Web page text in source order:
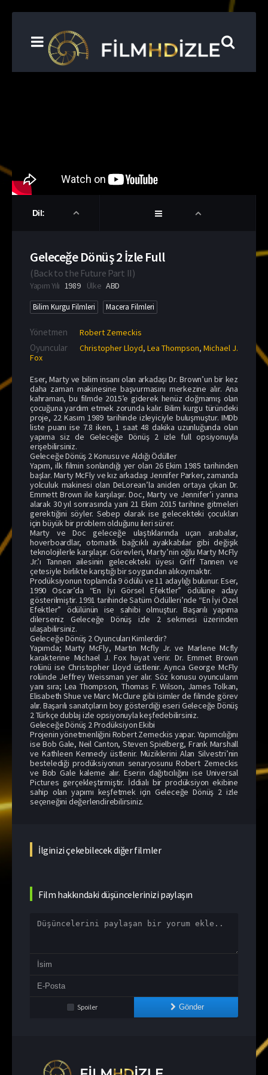
Dil:
Geleceğe Dönüş 2 İzle Full
(Back to the Future Part II)
Yapım Yılı 1989 Ülke ABD
Bilim Kurgu Filmleri Macera Filmleri
Yönetmen Robert Zemeckis
Oyuncular Christopher Lloyd, Lea Thompson, Michael J.
Fox
Eser, Marty ve bilim insanı olan arkadaşı Dr. Brown’un bir kez
daha zaman makinesine başvurmasını merkezine alır. Ana
kahraman, bu filmde 2015’e giderek henüz doğmamış olan
çocuğuna yardım etmek zorunda kalır. Bilim kurgu türündeki
proje, 22 Kasım 1989 tarihinde izleyiciyle buluşmuştur. IMDb
liste puanı ise 7.8 iken, 1 saat 48 dakika uzunluğunda olan
yapıma siz de Geleceğe Dönüş 2 izle full opsiyonuyla
erişebilirsiniz.
Geleceğe Dönüş 2 Konusu ve Aldığı Ödüller
Yapım, ilk filmin sonlandığı yer olan 26 Ekim 1985 tarihinden
başlar. Marty McFly ve kız arkadaşı Jennifer Parker, zamanda
yolculuk makinesi olan DeLorean’la aniden ortaya çıkan Dr.
Emmett Brown ile karşılaşır. Doc, Marty ve Jennifer’i yanına
alarak 30 yıl sonrasında yani 21 Ekim 2015 tarihine gitmeleri
gerektiğini söyler. Sebep olarak ise gelecekteki çocukları
için büyük bir problem olduğunu ileri sürer.
Marty ve Doc geleceğe ulaştıklarında uçan arabalar,
hoverboardlar, otomatik bağcıklı ayakkabılar gibi değişik
teknolojilerle karşılaşır. Görevleri, Marty’nin oğlu Marty McFly
Jr.’ı Tannen ailesinin gelecekteki üyesi Griff Tannen ve
çetesiyle birlikte karıştığı bir soygundan alıkoymaktır.
Prodüksiyonun toplamda 9 ödülü ve 11 adaylığı bulunur. Eser,
1990 Oscar’da “En İyi Görsel Efektler” ödülüne aday
gösterilmiştir. 1991 tarihinde Satürn Ödülleri’nde “En İyi Özel
Efektler” ödülünün ise sahibi olmuştur. Başarılı yapıma
dilerseniz Geleceğe Dönüş izle 2 sekmesi üzerinden
ulaşabilirsiniz.
Geleceğe Dönüş 2 Oyuncuları Kimlerdir?
Yapımda; Marty McFly, Martin Mcfly Jr. ve Marlene Mcfly
karakterine Michael J. Fox hayat verir. Dr. Emmet Brown
rolünü ise Christopher Lloyd üstlenir. Ayrıca George McFly
rolünde Jeffrey Weissman yer alır. Söz konusu oyuncuların
yanı sıra; Lea Thompson, Thomas F. Wilson, James Tolkan,
Elisabeth Shue ve Marc McClure gibi isimler de filmde görev
alır. Başarılı sanatçıların boy gösterdiği eseri Geleceğe Dönüş
2 Türkçe dublaj izle opsiyonuyla keşfedebilirsiniz.
Geleceğe Dönüş 2 Prodüksiyon Ekibi
Projenin yönetmenliğini Robert Zemeckis yapar. Yapımcılığını
ise Bob Gale, Neil Canton, Steven Spielberg, Frank Marshall
ve Kathleen Kennedy üstlenir. Müziklerini Alan Silvestri’nin
bestelediği prodüksiyonun senaryosunu Robert Zemeckis
ve Bob Gale kaleme alır. Eserin dağıtıcılığını ise Universal
Pictures gerçekleştirmiştir. İddialı bir prodüksiyon ekibine
sahip olan yapımı keşfetmek için Geleceğe Dönüş 2 izle
seçeneğini değerlendirebilirsiniz.
İlginizi çekebilecek diğer filmler
Film hakkındaki düşüncelerinizi paylaşın
Spoiler Gönder